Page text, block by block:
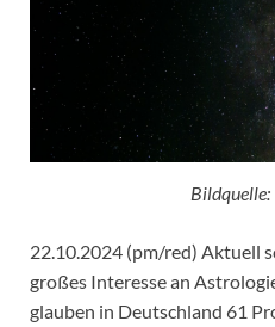
Bildquelle:
22.10.2024 (pm/red) Aktuell
großes Interesse an
glauben in Deutschland 61